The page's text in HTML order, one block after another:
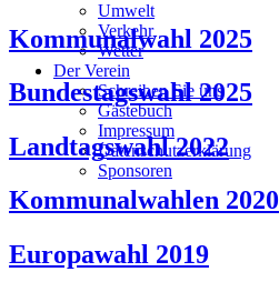
Umwelt
Verkehr
Wetter
Der Verein
Schreiben Sie uns
Gästebuch
Impressum
Datenschutzerklärung
Sponsoren
Kommunalwahl 2025
Bundestagswahl 2025
Landtagswahl 2022
Kommunalwahlen 2020
Europawahl 2019